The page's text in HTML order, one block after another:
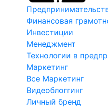
Финансовая
Инвестиции
Менеджмент
Технологии в
Маркетинг
Все Маркетинг
Видеоблоггинг
Личный бренд